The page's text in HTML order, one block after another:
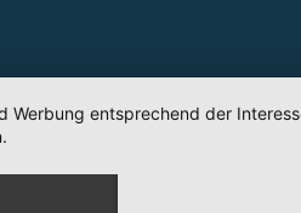
Werbung entsprechend der